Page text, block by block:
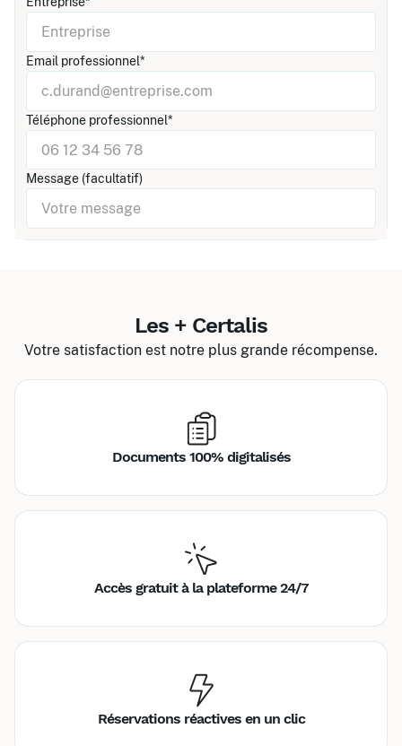
Email professionnel*
Téléphone professionnel*
Message (facultatif)
Les + Certalis
Votre satisfaction est notre plus grande récompense.
Documents 100% digitalisés
Accès gratuit à la plateforme 24/7
Réservations réactives en un clic